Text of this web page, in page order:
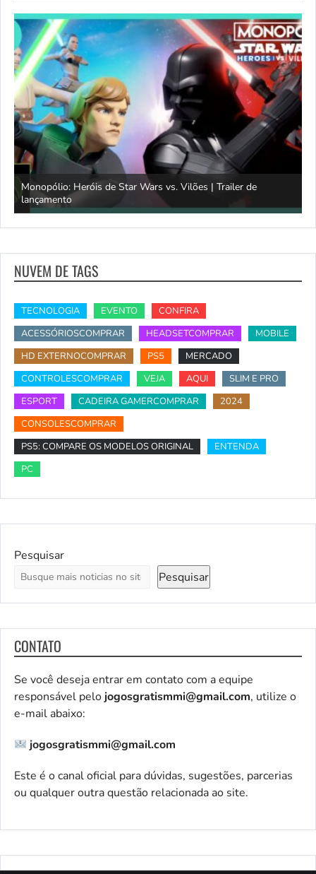
Monopólio: Heróis de Star Wars vs. Vilões | Trailer de
lançamento
NUVEM DE TAGS
TECNOLOGIA EVENTO
CONFIRA
ACESSÓRIOSCOMPRAR
HEADSETCOMPRAR
MOBILE
HD EXTERNOCOMPRAR
PS5
MERCADO
CONTROLESCOMPRAR
VEJA AQUI
SLIM E PRO
ESPORT
CADEIRA GAMERCOMPRAR
2024
CONSOLESCOMPRAR
PS5: COMPARE OS MODELOS ORIGINAL
ENTENDA
PC
Pesquisar
Pesquisar
CONTATO
Se você deseja entrar em contato com a equipe
responsável pelojogosgratismmi@gmail.com, utilize o
e-mail abaixo:
jogosgratismmi@gmail.com
Este é o canal oficial para dúvidas, sugestões, parcerias
ou qualquer outra questão relacionada ao site.